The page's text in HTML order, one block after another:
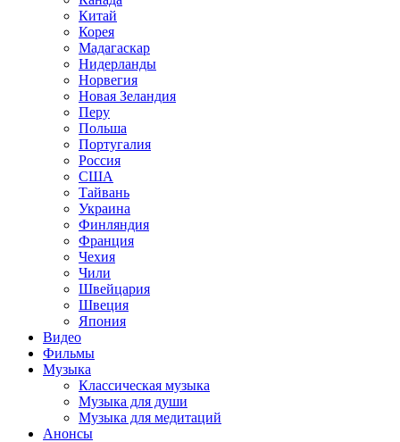
Китай
Корея
Мадагаскар
Нидерланды
Норвегия
Новая Зеландия
Перу
Польша
Португалия
Россия
США
Тайвань
Украина
Финляндия
Франция
Чехия
Чили
Швейцария
Швеция
Япония
Видео
Фильмы
Музыка
Классическая музыка
Музыка для души
Музыка для медитаций
Анонсы